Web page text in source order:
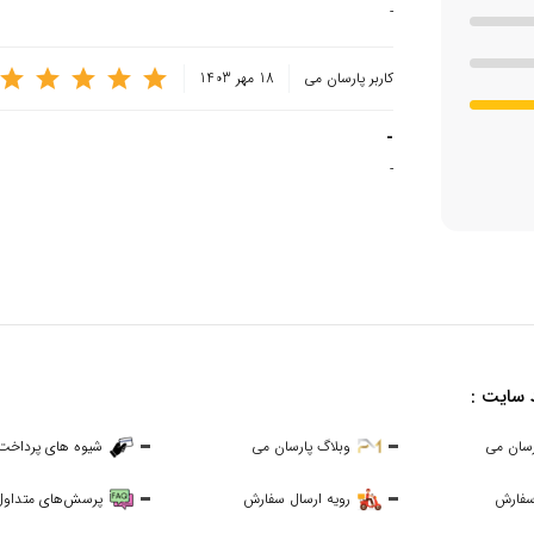
-
کاربر پارسان می 18 مهر 1403
-
-
سایت :
می وبلاگ پارسان می شیوه های
رویه ارسال سفارش پرسش‌های